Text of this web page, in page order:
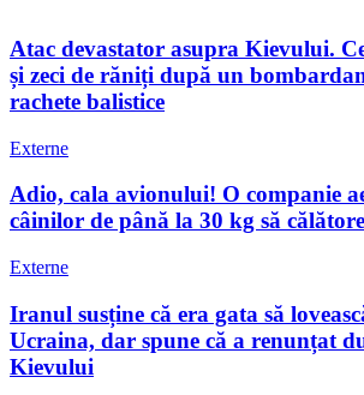
Atac devastator asupra Kievului.
și zeci de răniți după un
rachete balistice
Externe
Adio, cala avionului! O companie
câinilor de până la 30 kg să
Externe
Iranul susține că era gata să
Ucraina, dar spune că a renunțat
Kievului